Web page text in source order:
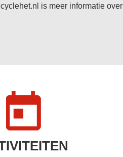
is meer informatie over